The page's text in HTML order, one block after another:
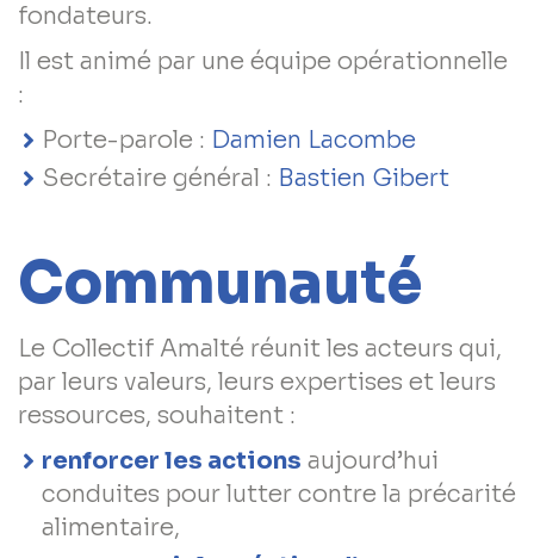
fondateurs.
Il est animé par une équipe opérationnelle
:
Porte-parole : Damien Lacombe
Secrétaire général : Bastien Gibert
Communauté
Le Collectif Amalté réunit les acteurs qui,
par leurs valeurs, leurs expertises et leurs
ressources, souhaitent :
renforcer les actions aujourd’hui
conduites pour lutter contre la précarité
alimentaire,